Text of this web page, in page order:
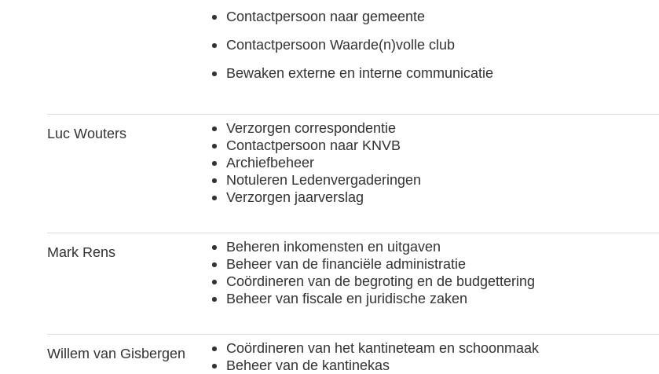
Contactpersoon naar gemeente
Contactpersoon Waarde(n)volle club
Bewaken externe en interne communicatie
Luc Wouters
Verzorgen correspondentie
Contactpersoon naar KNVB
Archiefbeheer
Notuleren Ledenvergaderingen
Verzorgen jaarverslag
Mark Rens
Beheren inkomensten en uitgaven
Beheer van de financiële administratie
Coördineren van de begroting en de budgettering
Beheer van fiscale en juridische zaken
Willem van Gisbergen
Coördineren van het kantineteam en schoonmaak
Beheer van de kantinekas